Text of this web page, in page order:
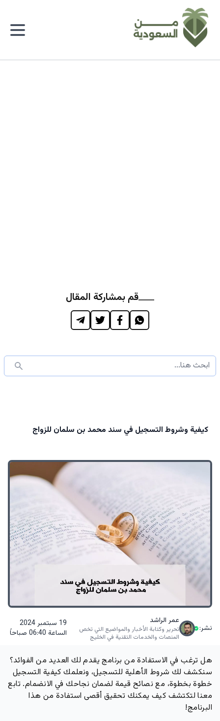
قم بمشاركة المقال
كيفية وشروط التسجيل في سند محمد بن سلمان للزواج
نشر:
عمر الراشد
تحرير وكتابة الأخبار والمواضيع التي تخص
المنصات والخدمات التقنية في الخليج
19 سبتمبر 2024
الساعة 06:40 صباحاً
هل ترغب في الاستفادة من برنامج يقدم لك العديد من الفوائد؟
سنكشف لك شروط الأهلية للتسجيل، ونعلمك كيفية التسجيل
خطوة بخطوة، مع نصائح قيمة لضمان نجاحك في الانضمام. تابع
معنا لتكتشف كيف يمكنك تحقيق أقصى استفادة من هذا
البرنامج!